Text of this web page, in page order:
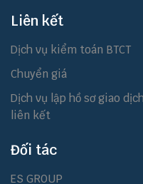
Liên kết
Dịch vụ kiểm toán BTCT
Chuyển giá
Dịch vụ lập hồ sơ giao dịch
liên kết
Đối tác
ES GROUP